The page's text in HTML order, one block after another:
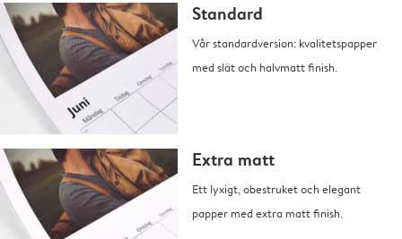
Standard
Vår standardversion: kvalitetspapper
med slät och halvmatt finish.
Extra matt
Ett lyxigt, obestruket och elegant
papper med extra matt finish.